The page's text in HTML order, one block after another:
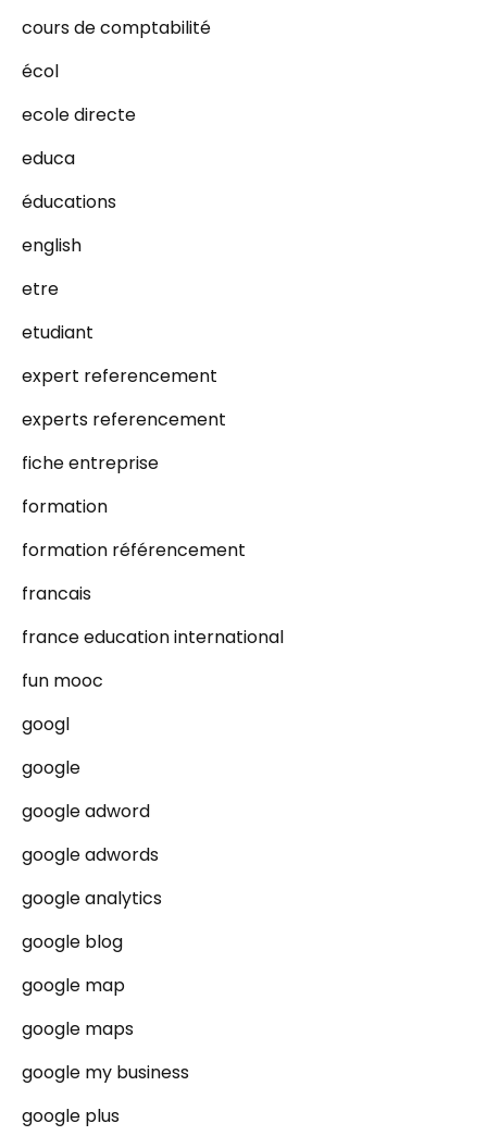
cours de comptabilité
écol
ecole directe
educa
éducations
english
etre
etudiant
expert referencement
experts referencement
fiche entreprise
formation
formation référencement
francais
france education international
fun mooc
googl
google
google adword
google adwords
google analytics
google blog
google map
google maps
google my business
google plus